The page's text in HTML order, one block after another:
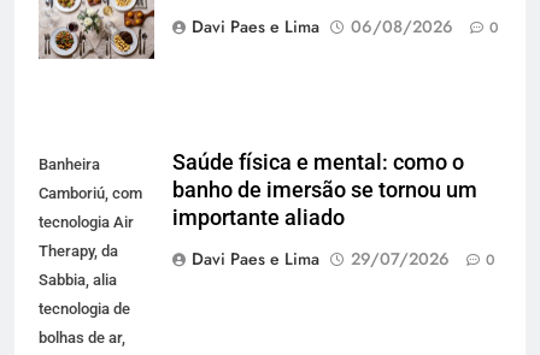
Agência Blend
Davi Paes e Lima
06/08/2026 0
Banheira
Camboriú, com
tecnologia Air
Therapy, da
Sabbia, alia
tecnologia de
bolhas de ar,
Saúde física e mental: como o
banho de imersão se tornou um
importante aliado
Davi Paes e Lima
29/07/2026 0